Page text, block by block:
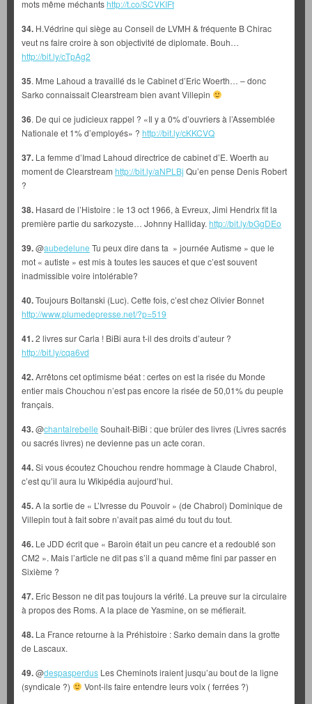
mots même méchantshttp://t.co/SCVKIFt
34. H.Védrine qui siège au Conseil de LVMH & fréquente B Chirac
veut ns faire croire à son objectivité de diplomate. Bouh…
http://bit.ly/cTpAg2
35. Mme Lahoud a travaillé ds le Cabinet d’Eric Woerth… – donc
Sarko connaissait Clearstream bien avant Villepin
36. De qui ce judicieux rappel ? «Il y a 0% d’ouvriers à l’Assemblée
Nationale et 1% d’employés» ? http://bit.ly/cKKCVQ
37. La femme d’Imad Lahoud directrice de cabinet d’E. Woerth au
moment de Clearstream http://bit.ly/aNPLBj Qu’en pense Denis Robert
?
38. Hasard de l’Histoire : le 13 oct 1966, à Evreux, Jimi Hendrix fit la
première partie du sarkozyste… Johnny Halliday. http://bit.ly/bGgDEo
39.@aubedelune Tu peux dire dans ta » journée Autisme » que le
mot « autiste » est mis à toutes les sauces et que c’est souvent
inadmissible voire intolérable?
40.Toujours Boltanski (Luc). Cette fois, c’est chez Olivier Bonnet
http://www.plumedepresse.net/?p=519
41.2 livres sur Carla ! BiBi aura t-il des droits d’auteur ?
http://bit.ly/cqa6vd
42.Arrêtons cet optimisme béat : certes on est la risée du Monde
entier mais Chouchou n’est pas encore la risée de 50,01% du peuple
français.
43.@chantalrebelle Souhait-BiBi : que brûler des livres (Livres sacrés
ou sacrés livres) ne devienne pas un acte coran.
44.Si vous écoutez Chouchou rendre hommage à Claude Chabrol,
c’est qu’il aura lu Wikipédia aujourd’hui.
45.A la sortie de « L’Ivresse du Pouvoir » (de Chabrol) Dominique de
Villepin tout à fait sobre n’avait pas aimé du tout du tout.
46. Le JDD écrit que « Baroin était un peu cancre et a redoublé son
CM2 ». Mais l’article ne dit pas s’il a quand même fini par passer en
Sixième ?
47. Eric Besson ne dit pas toujours la vérité. La preuve sur la circulaire
à propos des Roms. A la place de Yasmine, on se méfierait.
48. La France retourne à la Préhistoire : Sarko demain dans la grotte
de Lascaux.
49.@despasperdus Les Cheminots iraient jusqu’au bout de la ligne
(syndicale ?)
Vont-ils faire entendre leurs voix ( ferrées ?)